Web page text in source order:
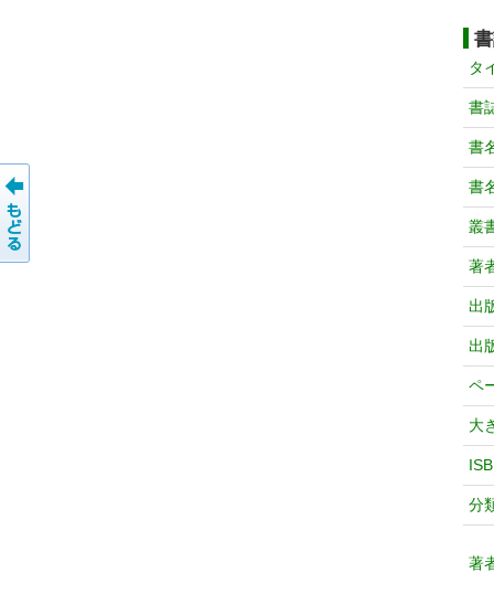
タ
書
書
書
叢
著
出
出
ペ
大
分
著